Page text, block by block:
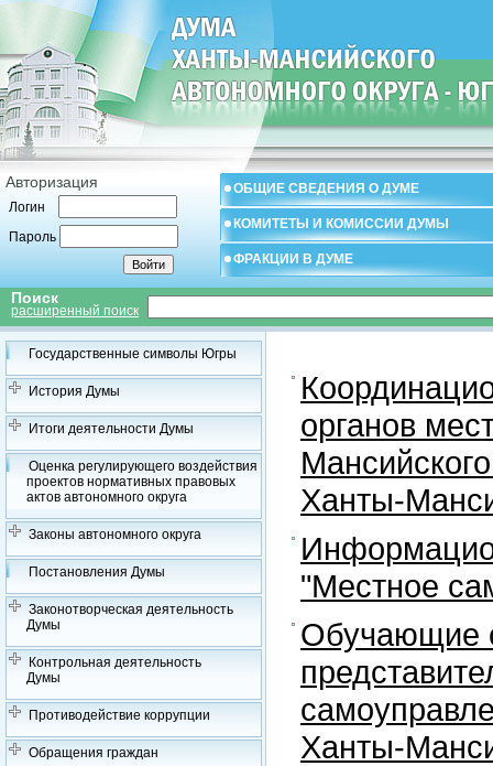
Авторизация
Логин
Пароль
ОБЩИЕ СВЕДЕНИЯ О ДУМЕ
КОМИТЕТЫ И КОМИССИИ ДУМЫ
ФРАКЦИИ В ДУМЕ
Поиск
расширенный поиск
Государственные символы Югры
История Думы
Итоги деятельности Думы
Оценка регулирующего воздействия
проектов нормативных правовых
актов автономного округа
Законы автономного округа
Постановления Думы
Законотворческая деятельность
Думы
Контрольная деятельность
Думы
Противодействие коррупции
Обращения граждан
органов
Ханты-
"Местное
Обучающие
Ханты-